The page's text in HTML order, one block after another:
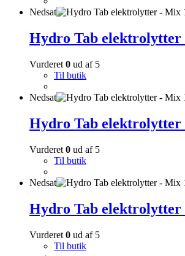
Nedsat
Hydro Tab elektrolytter
Vurderet 0 ud af 5
Til butik
Nedsat
Hydro Tab elektrolytter
Vurderet 0 ud af 5
Til butik
Nedsat
Hydro Tab elektrolytter
Vurderet 0 ud af 5
Til butik